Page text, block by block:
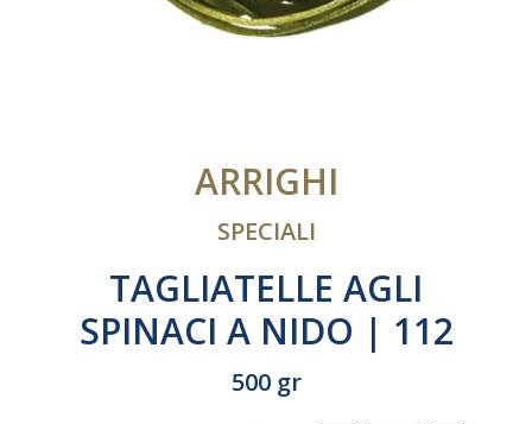
ARRIGHI
SPECIALI
TAGLIATELLE AGLI
SPINACI A NIDO | 112
500 gr